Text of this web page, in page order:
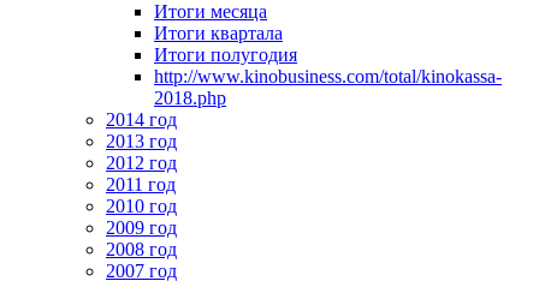
Итоги месяца
Итоги квартала
Итоги полугодия
http://www.kinobusiness.com/total/kinokassa-
2018.php
2014 год
2013 год
2012 год
2011 год
2010 год
2009 год
2008 год
2007 год